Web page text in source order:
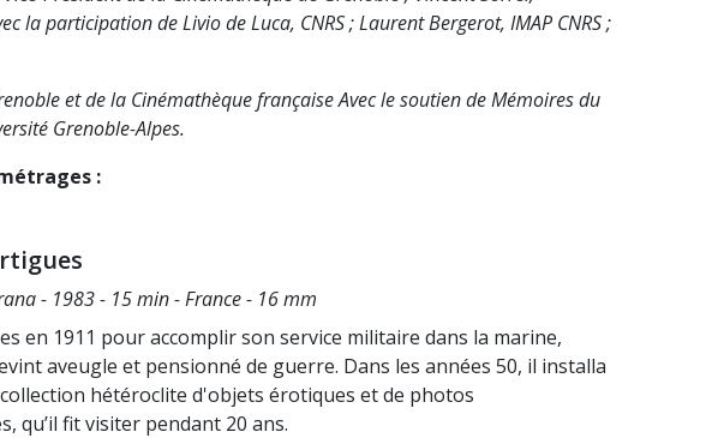
la participation de Livio de Luca, CNRS ; Laurent Bergerot, IMAP CNRS ;
et de la Cinémathèque française Avec le soutien de Mémoires du
Grenoble-Alpes.
:
- 1983 - 15 min - France - 16 mm
en 1911 pour accomplir son service militaire dans la marine,
aveugle et pensionné de guerre. Dans les années 50, il installa
hétéroclite d'objets érotiques et de photos
qu’il fit visiter pendant 20 ans.